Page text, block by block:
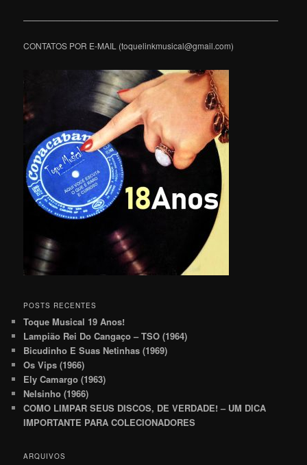
———————————————————————————————
CONTATOS POR E-MAIL (toquelinkmusical@gmail.com)
POSTS RECENTES
Toque Musical 19 Anos!
Lampião Rei Do Cangaço – TSO (1964)
Bicudinho E Suas Netinhas (1969)
Os Vips (1966)
Ely Camargo (1963)
Nelsinho (1966)
COMO LIMPAR SEUS DISCOS, DE VERDADE! – UM DICA
IMPORTANTE PARA COLECIONADORES
ARQUIVOS